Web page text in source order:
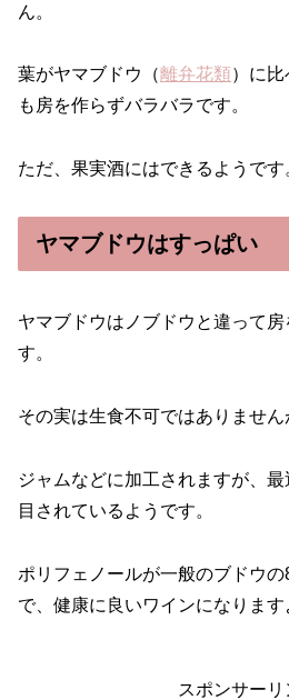
ん。
葉がヤマブドウ（離弁花類）に
も房を作らずバラバラです。
ただ、果実酒にはできるようです
ヤマブドウはすっぱい
ヤマブドウはノブドウと違って
す。
その実は生食不可ではありません
ジャムなどに加工されますが、
目されているようです。
ポリフェノールが一般のブドウ
で、健康に良いワインになります
スポンサーリ